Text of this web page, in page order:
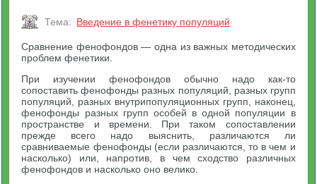
Тема: Введение в фенетику популяций
Сравнение фенофондов — одна из важных методических
проблем фенетики.
При изучении фенофондов обычно надо как-то
сопоставить фенофонды разных популяций, разных групп
популяций, разных внутрипопуляционных групп, наконец,
фенофонды разных групп особей в одной популяции в
пространстве и времени. При таком сопоставлении
прежде всего надо выяснить, различаются ли
сравниваемые фенофонды (если различаются, то в чем и
насколько) или, напротив, в чем сходство различных
фенофондов и насколько оно велико.